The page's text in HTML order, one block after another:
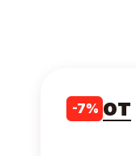
-7% от